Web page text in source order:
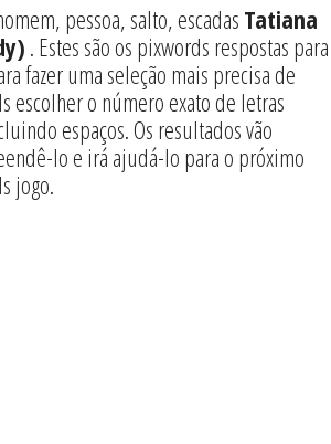
pessoa, salto, escadas Tatiana
. Estes são os pixwords respostas para
fazer uma seleção mais precisa de
escolher o número exato de letras
espaços. Os resultados vão
lo e irá ajudá-lo para o próximo
jogo.